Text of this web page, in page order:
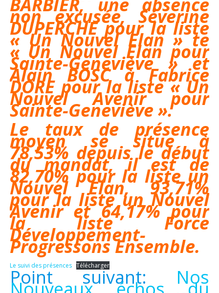
non excusée, Séverine
DUPERCHE pour la liste
« Un Nouvel Elan »te
« Un Nouvel Elan pour
Sainte-Geneviève » et
Alain BOSC à Fabrice
DORE pour la liste « Un
Nouvel Avenir pour
Sainte-Geneviève ».
Le taux de présence
moyen se situe à
78,53% depuis le début
du mandat, il est de
82,70% pour la liste un
Nouvel Elan, 93,71%
pour la liste un Nouvel
Avenir et 64,17% pour
la liste Force
Développement-
Progressons Ensemble.
Le suivi des présences Télécharger
Point suivant: Nos